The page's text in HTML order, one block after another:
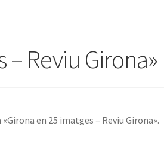
– Reviu Girona»
en 25 imatges – Reviu Girona».